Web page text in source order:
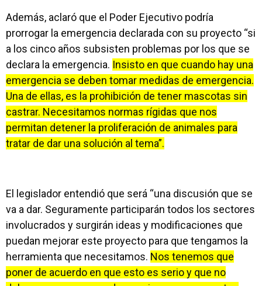
Además, aclaró que el Poder Ejecutivo podría
prorrogar la emergencia declarada con su proyecto “si
a los cinco años subsisten problemas por los que se
declara la emergencia. Insisto en que cuando hay una
emergencia se deben tomar medidas de emergencia.
Una de ellas, es la prohibición de tener mascotas sin
castrar. Necesitamos normas rígidas que nos
permitan detener la proliferación de animales para
tratar de dar una solución al tema”.
El legislador entendió que será “una discusión que se
va a dar. Seguramente participarán todos los sectores
involucrados y surgirán ideas y modificaciones que
puedan mejorar este proyecto para que tengamos la
herramienta que necesitamos. Nos tenemos que
poner de acuerdo en que esto es serio y que no